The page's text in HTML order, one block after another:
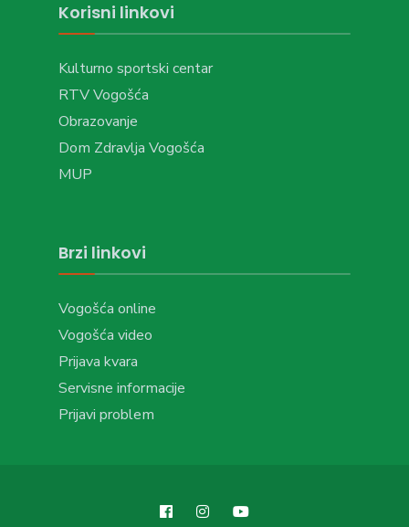
Korisni linkovi
Kulturno sportski centar
RTV Vogošća
Obrazovanje
Dom Zdravlja Vogošća
MUP
Brzi linkovi
Vogošća online
Vogošća video
Prijava kvara
Servisne informacije
Prijavi problem